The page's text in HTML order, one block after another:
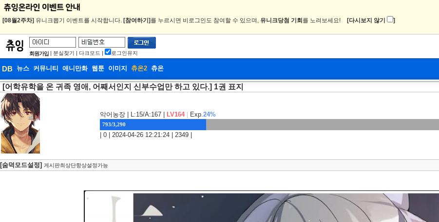
[08월2주차] 유니크뽑기 이벤트를 시작합니다. [참여하기] 를 누르시면 비로그인도 참여할 수 있으며, 유니크당첨 기회 를 노려보세요! [다시보지 않기 ]
회원가입 | 분실찾기 | 다크모드 | 로그인유지
DB 뉴스 커뮤니티 애니만화 웹툰 이미지 츄온2 츄온
DB 뉴스
[어학유학을 온 귀족 영애, 어째서인지 신부수업만 하고 있다.] 1권 표지
악어농장 | L:15/A:167 | LV164 Exp.24%
793/3,290
| 0 | 2024-04-26 12:21:24 | 2349 |
[숨덕모드설정] 게시판최상단항상설정가능